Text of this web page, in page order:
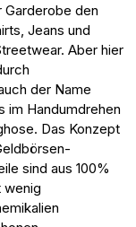
Garderobe den
Jeans und
Aber hier
der Name
im Handumdrehen
Das Konzept
sind aus 100%
wenig